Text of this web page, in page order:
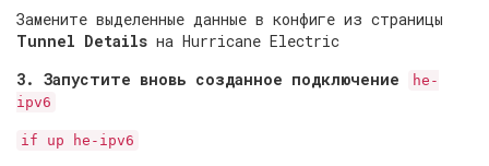
Замените выделенные данные в конфиге из страницы
Tunnel Details на Hurricane Electric
3. Запустите вновь созданное подключение
he-
ipv6
if up he-ipv6